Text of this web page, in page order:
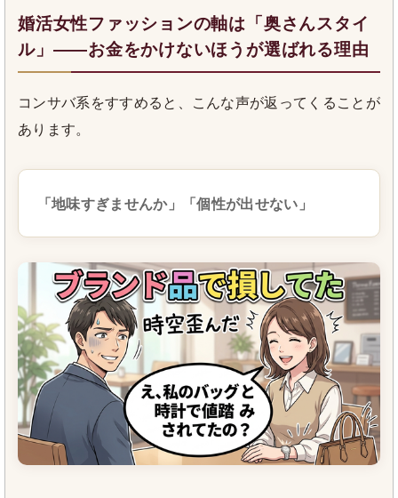
婚活女性ファッションの軸は「奥さんスタイ
ル」――お金をかけないほうが選ばれる理由
コンサバ系をすすめると、こんな声が返ってくることが
あります。
「地味すぎませんか」「個性が出せない」